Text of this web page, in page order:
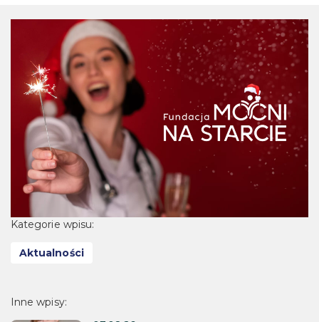
Kategorie wpisu:
Aktualności
Inne wpisy: